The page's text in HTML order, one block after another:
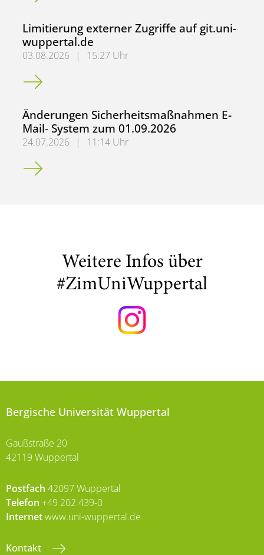
Limitierung externer Zugriffe auf git.uni-
wuppertal.de
03.08.2026 |
15:27 Uhr
Limitierung externer Zugriffe auf git.uni-wuppertal.de
Änderungen Sicherheitsmaßnahmen E-
Mail- System zum 01.09.2026
24.07.2026 |
11:14 Uhr
Änderungen Sicherheitsmaßnahmen E-Mail- System zum
Weitere Infos über
#ZimUniWuppertal
Bergische Universität Wuppertal
Gaußstraße 20
42119 Wuppertal
Postfach 42097 Wuppertal
Telefon +49 202 439-0
Internetwww.uni-wuppertal.de
Kontakt